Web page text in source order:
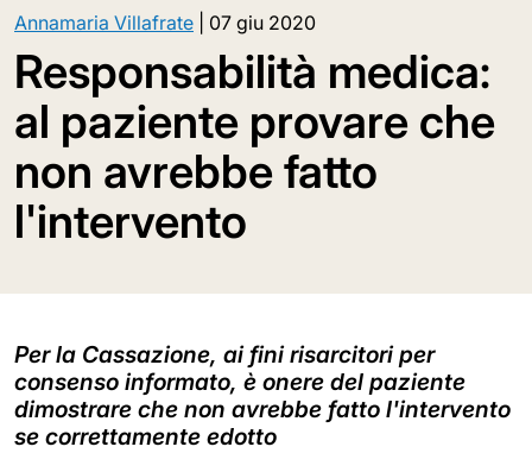
Annamaria Villafrate 07 giu 2020
Responsabilità medica:
al paziente provare che
non avrebbe fatto
l'intervento
Per la Cassazione, ai fini risarcitori per
consenso informato, è onere del paziente
dimostrare che non avrebbe fatto l'intervento
se correttamente edotto